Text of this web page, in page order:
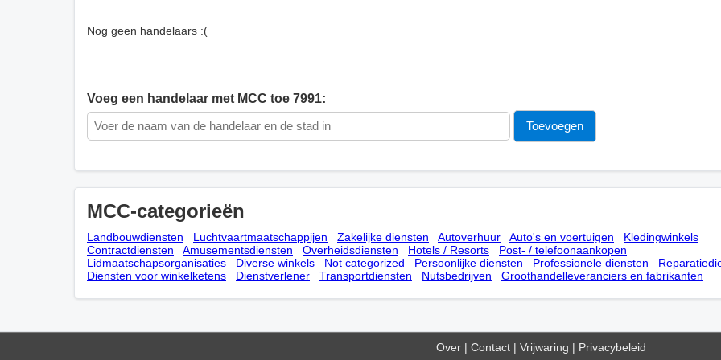
Nog geen handelaars :(
Voeg een handelaar met MCC toe 7991:
MCC-categorieën
Landbouwdiensten Luchtvaartmaatschappijen Zakelijke diensten Autoverhuur Auto's en voertuigen
Kledingwinkels
Contractdiensten
Amusementsdiensten Overheidsdiensten Hotels / Resorts
Post- / telefoonaankopen
Lidmaatschapsorganisaties
Diverse winkels Not categorized Persoonlijke diensten Professionele diensten
Diensten voor winkelketens
Dienstverlener Transportdiensten Nutsbedrijven Groothandelleveranciers en fabrikanten
Over| Contact| Vrijwaring | Privacybeleid